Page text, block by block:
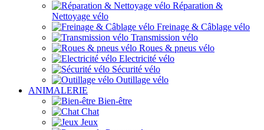
Réparation &
Nettoyage vélo
Freinage & Câblage vélo
Transmission vélo
Roues & pneus vélo
Electricité vélo
Sécurité vélo
Outillage vélo
ANIMALERIE
Bien-être
Chat
Jeux